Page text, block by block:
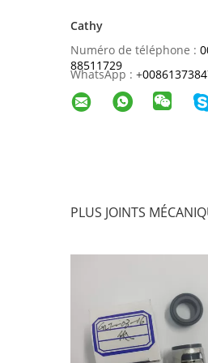
Cathy
Numéro de téléphone :
88511729
WhatsApp : +
PLUS JOINTS